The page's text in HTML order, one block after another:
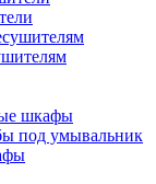
шкафы
под умывальник